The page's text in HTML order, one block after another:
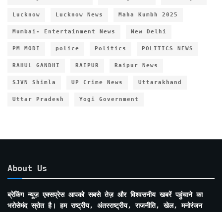
Lucknow Lucknow News Maha Kumbh 2025
Mumbai- Entertainment News New Delhi
PM MODI police Politics POLITICS NEWS
RAHUL GANDHI RAIPUR Raipur News
SJVN Shimla UP Crime News Uttarakhand
Uttar Pradesh Yogi Government
About Us
ब्रेकिंग न्यूज़ एक्सप्रेस आपको सबसे तेज़ और विश्वसनीय खबरें पहुंचाने का
भरोसेमंद स्रोत है। हम राष्ट्रीय, अंतरराष्ट्रीय, राजनीति, खेल, मनोरंजन